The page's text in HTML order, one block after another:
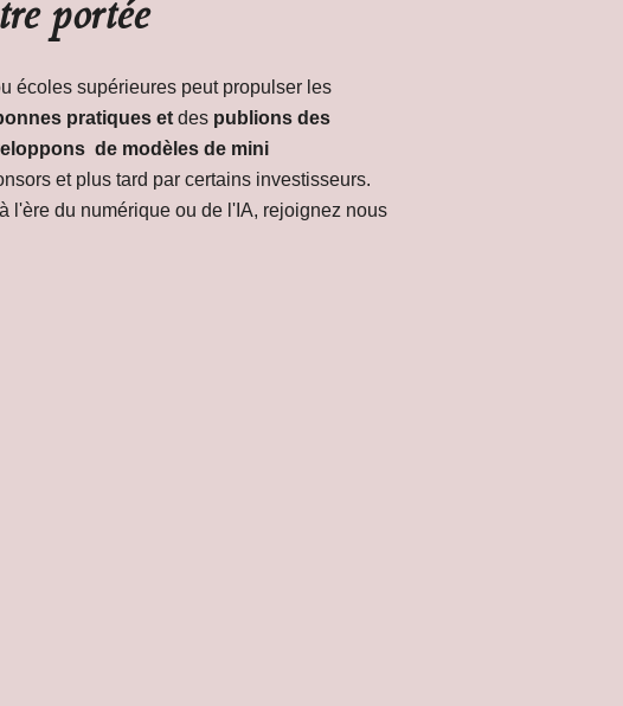
portée
écoles supérieures peut propulser les
pratiques et des publions des
de modèles de mini
et plus tard par certains investisseurs.
l'ère du numérique ou de l'IA, rejoignez nous